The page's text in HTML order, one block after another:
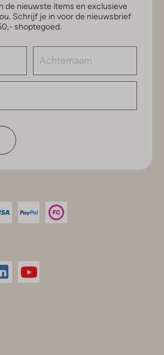
de nieuwste items en exclusieve
Schrijf je in voor de nieuwsbrief
shoptegoed.